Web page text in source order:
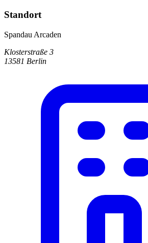
Standort
Spandau Arcaden
Klosterstraße 3
13581 Berlin